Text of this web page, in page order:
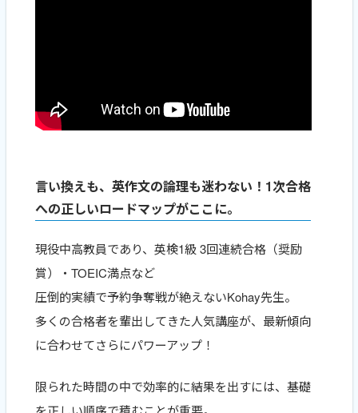
言い換えも、英作文の論理も迷わない！1次合格
への正しいロードマップがここに。
現役中高教員であり、英検1級 3回連続合格（奨励
賞）・TOEIC満点など
圧倒的実績で予約争奪戦が絶えないKohay先生。
多くの合格者を輩出してきた人気講座が、最新傾向
に合わせてさらにパワーアップ！
限られた時間の中で効率的に結果を出すには、基礎